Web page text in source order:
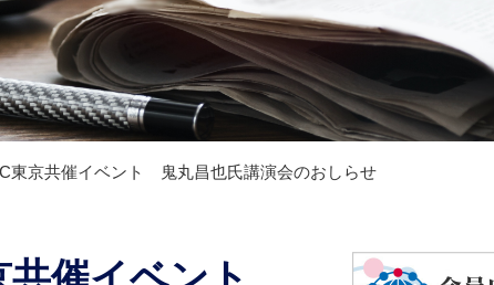
東京共催イベント 鬼丸昌也氏講演会のおしらせ
共催イベント